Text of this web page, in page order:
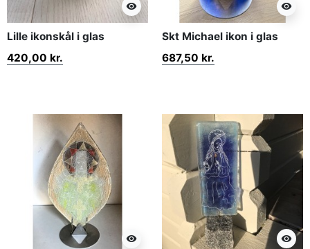
visibility
Lille ikonskål i glas
420,00 kr.
visibility
Skt Michael ikon i glas
687,50 kr.
visibility visibility